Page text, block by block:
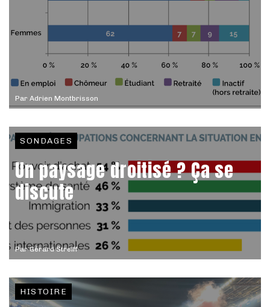
Par Adrien Montbrisson
ParGérard Streiff
SONDAGES
Un paysage droitisé ? Ça se
discute
HISTOIRE